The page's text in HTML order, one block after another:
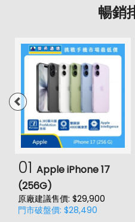
暢銷
01 Apple iPhone 17
(256G)
原廠建議售價: $29,900
門市破盤價: $28,490